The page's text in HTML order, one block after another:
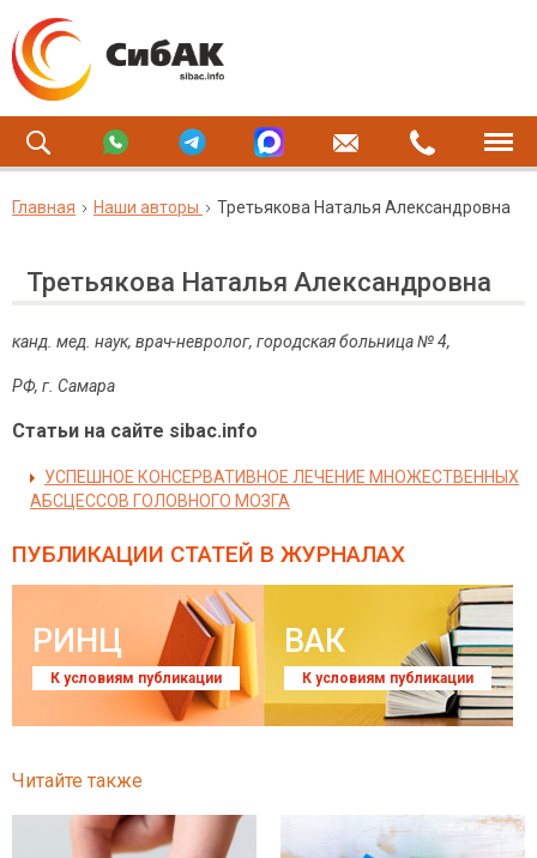
Главная Наши авторы Третьякова Наталья Александровна
Третьякова Наталья Александровна
канд. мед. наук, врач-невролог, городская больница № 4,
РФ, г. Самара
Статьи на сайте sibac.info
УСПЕШНОЕ КОНСЕРВАТИВНОЕ ЛЕЧЕНИЕ МНОЖЕСТВЕННЫХ
АБСЦЕССОВ ГОЛОВНОГО МОЗГА
ПУБЛИКАЦИИ СТАТЕЙ В ЖУРНАЛАХ
РИНЦ
К условиям публикации
ВАК
К условиям публикации
Читайте также